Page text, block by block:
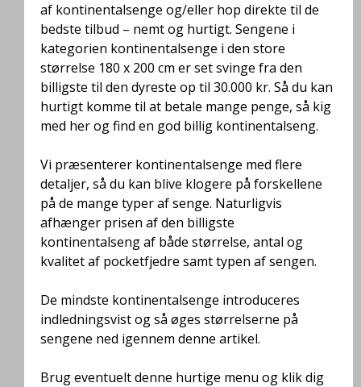
af kontinentalsenge og/eller hop direkte til de
bedste tilbud – nemt og hurtigt. Sengene i
kategorien kontinentalsenge i den store
størrelse 180 x 200 cm er set svinge fra den
billigste til den dyreste op til 30.000 kr. Så du kan
hurtigt komme til at betale mange penge, så kig
med her og find en god billig kontinentalseng.
Vi præsenterer kontinentalsenge med flere
detaljer, så du kan blive klogere på forskellene
på de mange typer af senge. Naturligvis
afhænger prisen af den billigste
kontinentalseng af både størrelse, antal og
kvalitet af pocketfjedre samt typen af sengen.
De mindste kontinentalsenge introduceres
indledningsvist og så øges størrelserne på
sengene ned igennem denne artikel.
Brug eventuelt denne hurtige menu og klik dig